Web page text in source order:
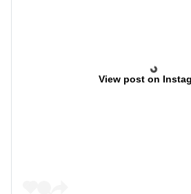
View post on